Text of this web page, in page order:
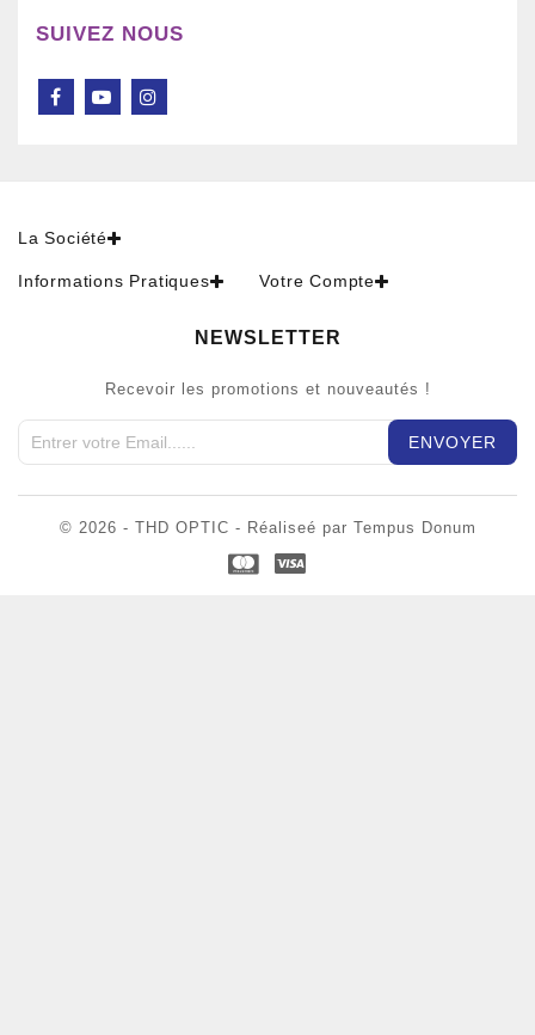
SUIVEZ NOUS
La Société
Informations Pratiques Votre Compte
NEWSLETTER
Recevoir les promotions et nouveautés !
© 2026 - THD OPTIC - Réaliseé par Tempus Donum